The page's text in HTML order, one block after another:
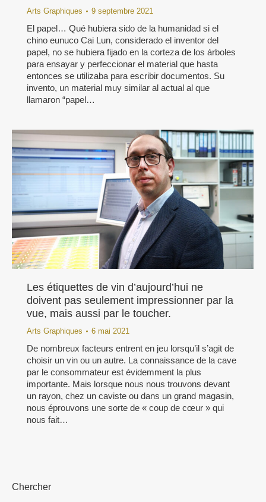
Arts Graphiques 9 septembre 2021
El papel… Qué hubiera sido de la humanidad si el
chino eunuco Cai Lun, considerado el inventor del
papel, no se hubiera fijado en la corteza de los árboles
para ensayar y perfeccionar el material que hasta
entonces se utilizaba para escribir documentos. Su
invento, un material muy similar al actual al que
llamaron “papel…
Les étiquettes de vin d’aujourd’hui ne
doivent pas seulement impressionner par la
vue, mais aussi par le toucher.
Arts Graphiques 6 mai 2021
De nombreux facteurs entrent en jeu lorsqu’il s’agit de
choisir un vin ou un autre. La connaissance de la cave
par le consommateur est évidemment la plus
importante. Mais lorsque nous nous trouvons devant
un rayon, chez un caviste ou dans un grand magasin,
nous éprouvons une sorte de « coup de cœur » qui
nous fait…
Chercher